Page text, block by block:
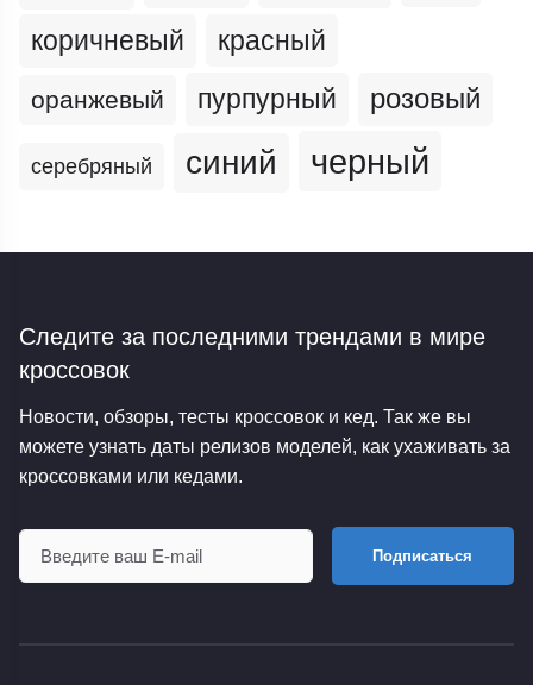
коричневый красный
оранжевый пурпурный розовый
серебряный синий черный
Следите за последними трендами в мире
кроссовок
Новости, обзоры, тесты кроссовок и кед. Так же вы
можете узнать даты релизов моделей, как ухаживать за
кроссовками или кедами.
Подписаться